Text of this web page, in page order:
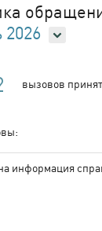
вызовов
информация